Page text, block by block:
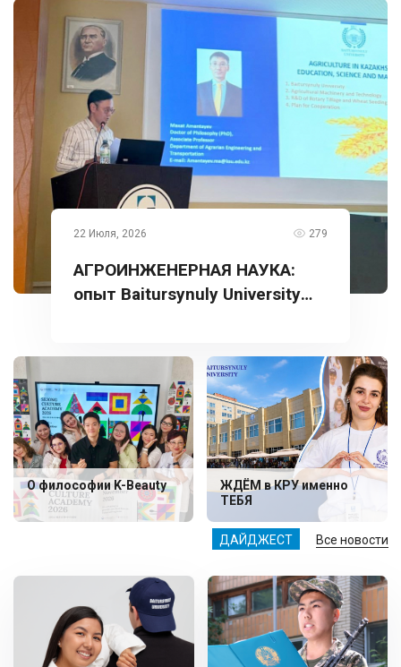
ДАЙДЖЕСТ Все новости
22 Июля, 2026 279
АГРОИНЖЕНЕРНАЯ НАУКА:
опыт Baitursynuly University
О философии K-Beauty
ЖДЁМ в КРУ именно
ТЕБЯ